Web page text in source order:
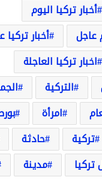
أخبار تركيا اليوم
عاجل
أخبار
اخبار تركيا العاجلة
التركية
امرأة
تركية حادثة
تركيا مدينة